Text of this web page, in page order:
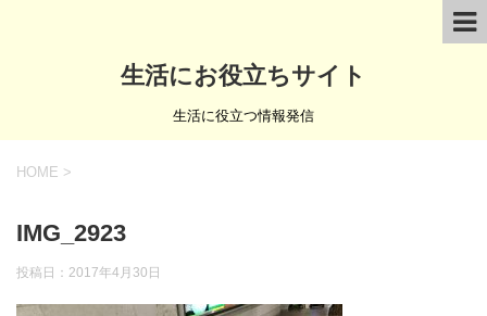
生活にお役立ちサイト
生活に役立つ情報発信
HOME >
IMG_2923
投稿日： 2017年4月30日